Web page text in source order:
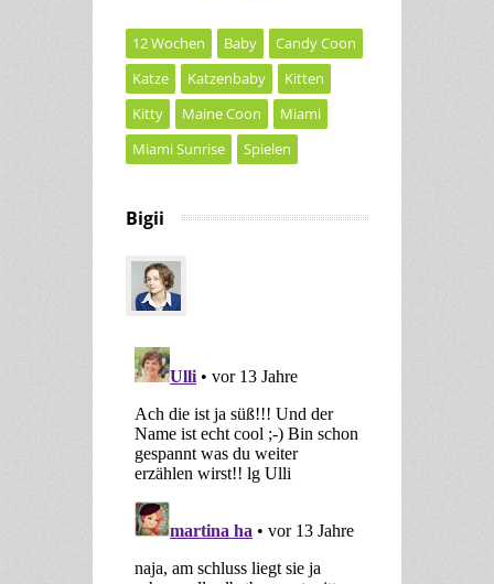
12 Wochen Baby
Candy Coon
Katze
Katzenbaby
Kitten
Kitty
Maine Coon
Miami
Miami Sunrise
Spielen
Bigii